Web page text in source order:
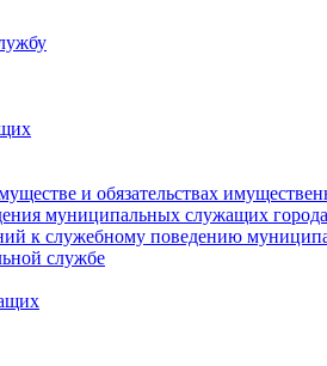
и обязательствах
муниципальных служащих
к служебному поведению
службе